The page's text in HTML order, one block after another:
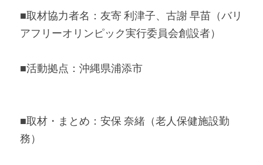
■取材協力者名：友寄 利津子、古謝 早苗（バリ
アフリーオリンピック実行委員会創設者）
■活動拠点：沖縄県浦添市
■取材・まとめ：安保 奈緒（老人保健施設勤
務）